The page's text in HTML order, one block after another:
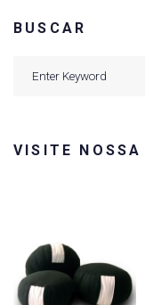
BUSCAR
VISITE